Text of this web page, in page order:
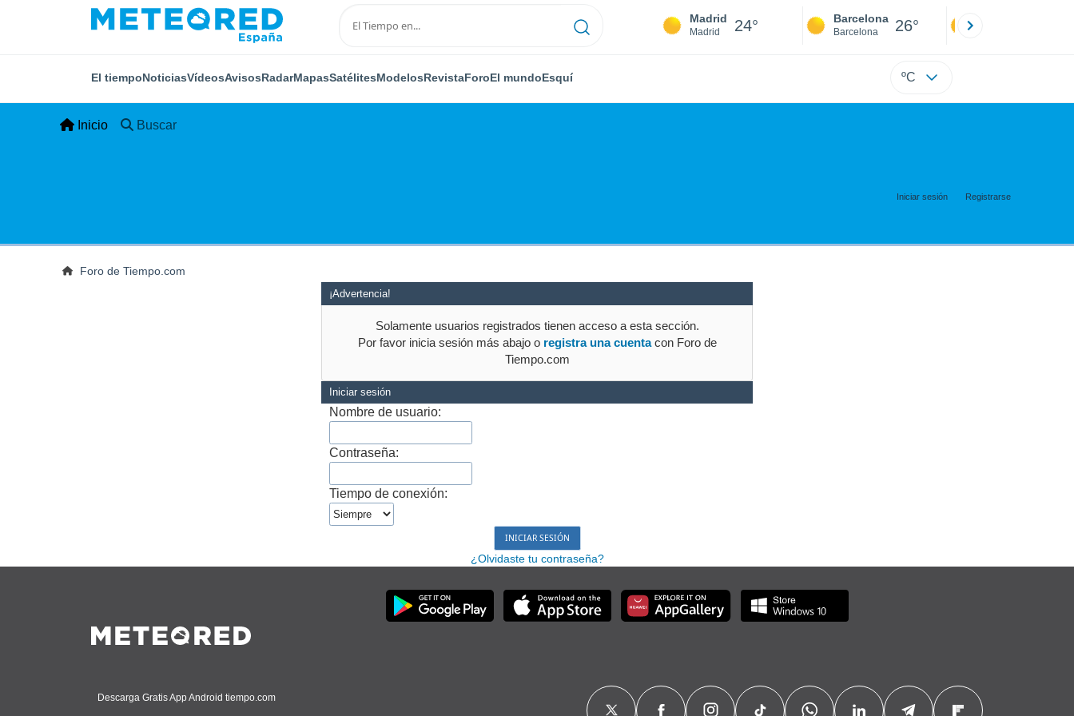
Madrid
Madrid 24° Barcelona
Barcelona 26°
El tiempoNoticiasVídeosAvisosRadarMapasSatélitesModelosRevistaForoEl mundoEsquí ºC
Inicio Buscar
Iniciar sesión Registrarse
Foro de Tiempo.com
¡Advertencia!
Solamente usuarios registrados tienen acceso a esta sección.
Por favor inicia sesión más abajo o registra una cuentacon Foro de
Tiempo.com
Iniciar sesión
Nombre de usuario:
Contraseña:
Tiempo de conexión:
¿Olvidaste tu contraseña?
Descarga Gratis App Android tiempo.com